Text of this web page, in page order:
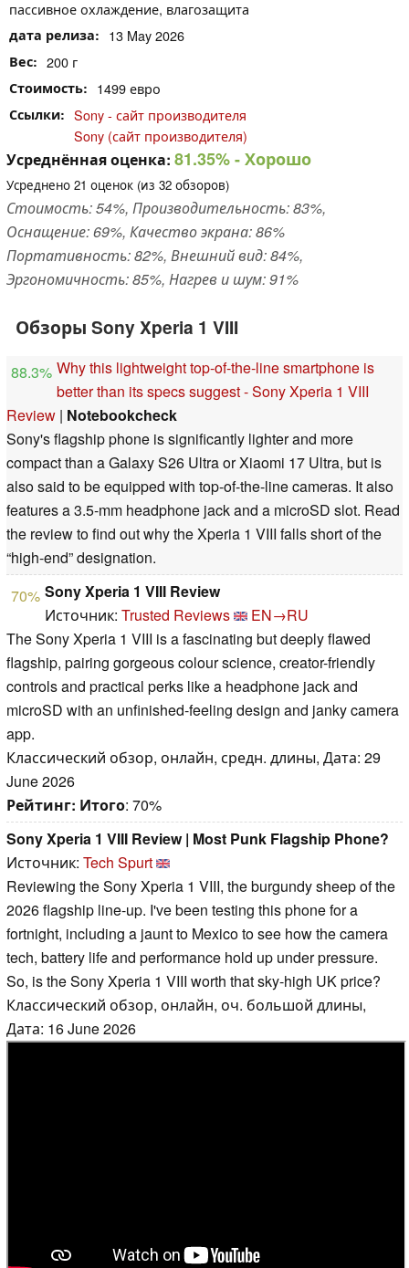
пассивное охлаждение, влагозащита
дата релиза 13 May 2026
Вес 200 г
Стоимость 1499 евро
Ссылки
Sony - сайт производителя
Sony (сайт производителя)
Усреднённая оценка: 81.35%- Хорошо
Усреднено 21 оценок (из 32 обзоров)
Стоимость: 54%, Производительность: 83%,
Оснащение: 69%, Качество экрана: 86%
Портативность: 82%, Внешний вид: 84%,
Эргономичность: 85%, Нагрев и шум: 91%
Обзоры Sony Xperia 1 VIII
88.3% Why this lightweight top-of-the-line smartphone is
better than its specs suggest - Sony Xperia 1 VIII
Review | Notebookcheck
Sony's flagship phone is significantly lighter and more
compact than a Galaxy S26 Ultra or Xiaomi 17 Ultra, but is
also said to be equipped with top-of-the-line cameras. It also
features a 3.5-mm headphone jack and a microSD slot. Read
the review to find out why the Xperia 1 VIII falls short of the
“high-end” designation.
70% Sony Xperia 1 VIII Review
Источник: Trusted Reviews
EN→RU
The Sony Xperia 1 VIII is a fascinating but deeply flawed
flagship, pairing gorgeous colour science, creator-friendly
controls and practical perks like a headphone jack and
microSD with an unfinished-feeling design and janky camera
app.
Классический обзор, онлайн, средн. длины, Дата: 29
June 2026
Рейтинг: Итого: 70%
Sony Xperia 1 VIII Review | Most Punk Flagship Phone?
Источник: Tech Spurt
Reviewing the Sony Xperia 1 VIII, the burgundy sheep of the
2026 flagship line-up. I've been testing this phone for a
fortnight, including a jaunt to Mexico to see how the camera
tech, battery life and performance hold up under pressure.
So, is the Sony Xperia 1 VIII worth that sky-high UK price?
Классический обзор, онлайн, оч. большой длины,
Дата: 16 June 2026